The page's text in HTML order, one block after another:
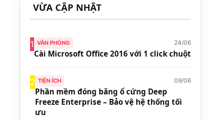
VỪA CẬP NHẬT
1 VĂN PHÒNG 24/06
Cài Microsoft Office 2016 với 1 click chuột
2 TIỆN ÍCH 09/06
Phần mềm đóng băng ổ cứng Deep
Freeze Enterprise – Bảo vệ hệ thống tối
ưu